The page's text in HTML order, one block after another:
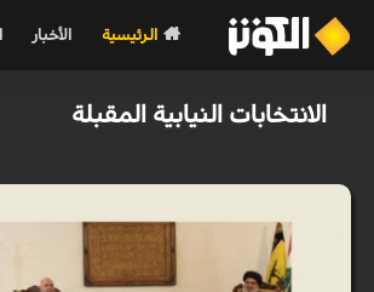
الرئيسية الأخبار
الانتخابات النيابية المقبلة